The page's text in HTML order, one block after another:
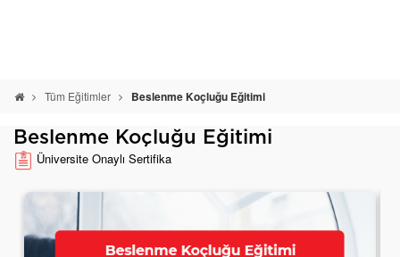
Tüm Eğitimler Beslenme Koçluğu Eğitimi
Beslenme Koçluğu Eğitimi
Üniversite Onaylı Sertifika